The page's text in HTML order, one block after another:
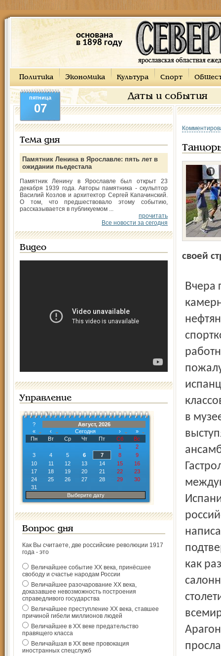
основана
в 1898 году
Политика Экономика Культура Спорт
Даты и события
пятница
07
Тема дня
Памятник Ленина в Ярославле: пять лет в
ожидании пьедестала
Памятник Ленину в Ярославле был открыт 23
декабря 1939 года. Авторы памятника - скульптор
Василий Козлов и архитектор Сергей Капачинский.
О том, что предшествовало этому событию,
рассказывается в публикуемом ...
прочитать
Все новости за сегодня
Видео
Управление
?
Август, 2026
«
‹ Сегодня ›
»
Пн
Вт Ср Чт Пт Сб
Вс
1
2
3
4 5 6 7 8
9
10
11 12 13 14 15
16
17
18 19 20 21 22
23
24
25 26 27 28 29
30
31
Выберите дату
Вопрос дня
Как Вы считаете, две российские революции 1917
года - это
Величайшее событие ХХ века, принёсшее
свободу и счастье народам России
Величайшее разочарование ХХ века,
доказавшее невозможность построения
справедливого государства
Величайшее преступление ХХ века, ставшее
причиной гибели миллионов людей
Величайшее в ХХ веке предательство
правящего класса
Величайшая в ХХ веке провокация
иностранных спецслужб
своей
Вчера гости встретились с ансамблем «Молодость» и
в
как